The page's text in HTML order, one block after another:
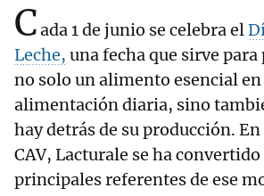
Cada 1 de junio se celebra el
Leche, una fecha que sirve
no solo un alimento esencial
alimentación diaria, sino
hay detrás de su producción.
CAV, Lacturale se ha
principales referentes de ese